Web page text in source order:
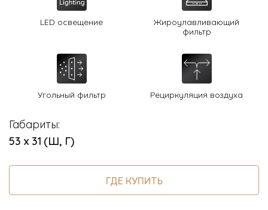
8 800 3333 887
LED освещение Жироулавливающий
фильтр
Угольный фильтр Рециркуляция воздуха
Габариты:
53 х 31 (Ш, Г)
ГДЕ КУПИТЬ